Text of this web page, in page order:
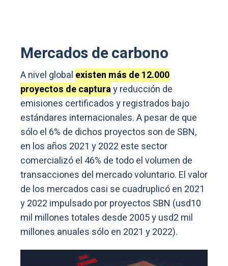
Mercados de carbono
A nivel global existen más de 12.000
proyectos de capturay reducción de
emisiones certificados y registrados bajo
estándares internacionales. A pesar de que
sólo el 6% de dichos proyectos son de SBN,
en los años 2021 y 2022 este sector
comercializó el 46% de todo el volumen de
transacciones del mercado voluntario. El valor
de los mercados casi se cuadruplicó en 2021
y 2022 impulsado por proyectos SBN (usd10
mil millones totales desde 2005 y usd2 mil
millones anuales sólo en 2021 y 2022).